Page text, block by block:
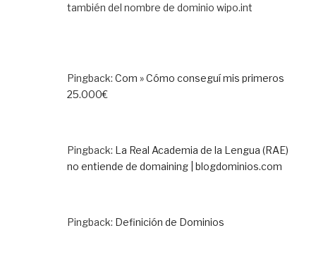
también del nombre de dominio wipo.int
Pingback: Com » Cómo conseguí mis primeros
25.000€
Pingback: La Real Academia de la Lengua (RAE)
no entiende de domaining | blogdominios.com
Pingback: Definición de Dominios